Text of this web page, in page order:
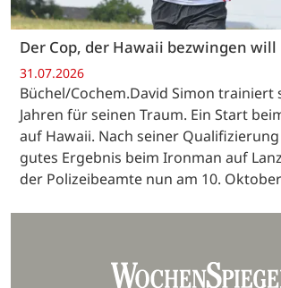
Der Cop, der Hawaii bezwingen will
31.07.2026
Büchel/Cochem.David Simon trainiert
Jahren für seinen Traum. Ein Start
auf Hawaii. Nach seiner
gutes Ergebnis beim Ironman auf
der Polizeibeamte nun am 10.